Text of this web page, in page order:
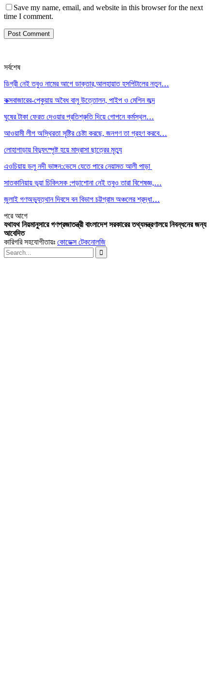
Save my name, email, and website in this browser for the next
time I comment.
সর্বশেষ
ডিগ্রী নেই তবুও নামের আগে ডাক্তার,আলহায়াত হসপিটালের নতুন…
কক্সবাজারের-পেকুয়ায় অবৈধ বালু উত্তোলন, পাইপ ও মেশিন জব্দ
ঘুষের টাকা ফেরত দেওয়ার প্রতিশ্রুতি দিয়ে গোপনে কর্মস্থল…
আওয়ামী লীগ অস্থিরতা সৃষ্টির চেষ্টা করছে, জনগণ তা গ্রহণ করবে…
লোহাগাড়ায় বিদ্যুৎস্পৃষ্ট হয়ে মাদ্রাসা ছাত্রের মৃত্যু
এওচিয়ায় ডলু নদী ভাঙ্গন:ভেসে যেতে পারে নেয়ামত আলী পাড়া
সাতকানিয়ায় ভূয়া চিকিৎসক :পড়াশোনা নেই তবুও তারা বিশেষজ্ঞ,…
জুলাই গণঅভ্যুত্থান দিবসে বন বিভাগ চট্টগ্রাম অঞ্চলের শ্রদ্ধা…
পরেআগে
যথাযথ নিয়মানুসারে গণপ্রজাতন্ত্রী বাংলাদেশ সরকারের তথ্যমন্ত্রণালয়ে নিবন্ধনের জন্য
আবেদিত
কারিগরি সহযোগীতায়ঃ কোডেক্স টেকনোলজি